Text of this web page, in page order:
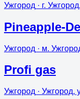
Ужгород · г.
Pineapple-
Ужгород · м.
Profi gas
Ужгород · Ужгород,